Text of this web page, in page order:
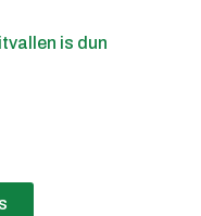
is dun